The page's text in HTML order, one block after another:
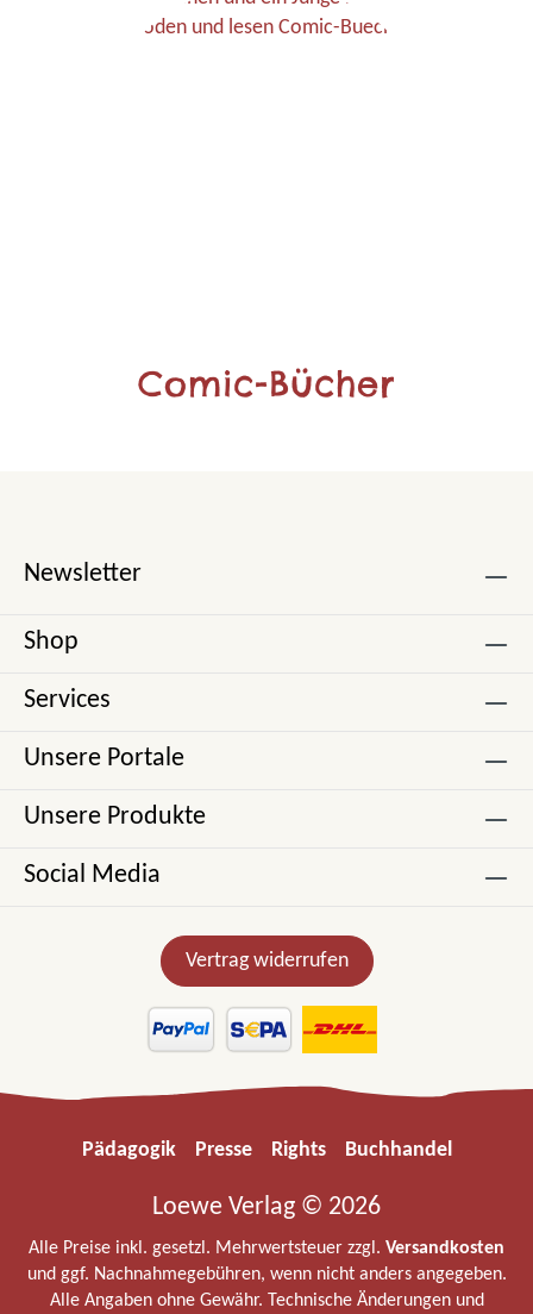
Comic-Bücher
Newsletter
Shop
Services
Unsere Portale
Unsere Produkte
Social Media
Vertrag widerrufen
Pädagogik Presse Rights Buchhandel
Loewe Verlag © 2026
Alle Preise inkl. gesetzl. Mehrwertsteuer zzgl. Versandkosten
und ggf. Nachnahmegebühren, wenn nicht anders angegeben.
Alle Angaben ohne Gewähr. Technische Änderungen und